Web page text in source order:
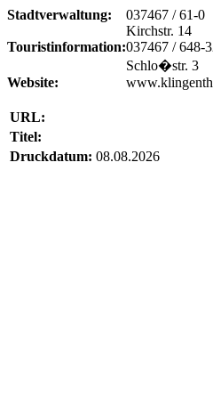
Stadtverwaltung:
037467 / 61-0
Kirchstr. 14
Touristinformation:037467 / 648-
Schlo�str. 3
Website:
URL:
Titel:
Druckdatum: 08.08.2026